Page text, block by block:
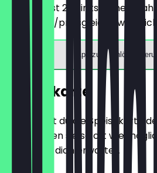
Du bestellst 2 Drinks deiner Wahl,
günstigere/preisgleiche wird
App zum Einlösen
Speisekarte
Hier findest du die Speisekarte
aktualisieren sie so oft wie
weißt, was dich erwartet.